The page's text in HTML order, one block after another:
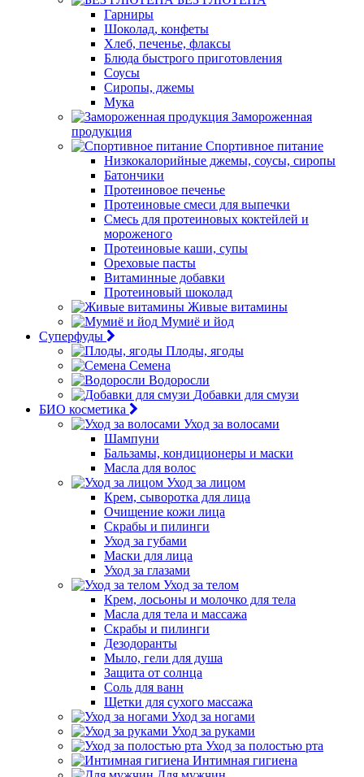
Гарниры
Шоколад, конфеты
Хлеб, печенье, флаксы
Блюда быстрого приготовления
Соусы
Сиропы, джемы
Мука
Замороженная
продукция
Спортивное питание
Низкокалорийные джемы, соусы, сиропы
Батончики
Протеиновое печенье
Протеиновые смеси для выпечки
Смесь для протеиновых коктейлей и
мороженого
Протеиновые каши, супы
Ореховые пасты
Витаминные добавки
Протеиновый шоколад
Живые витамины
Мумиё и йод
Суперфуды
Плоды, ягоды
Семена
Водоросли
Добавки для смузи
БИО косметика
Уход за волосами
Шампуни
Бальзамы, кондиционеры и маски
Масла для волос
Уход за лицом
Крем, сыворотка для лица
Очищение кожи лица
Скрабы и пилинги
Уход за губами
Маски для лица
Уход за глазами
Уход за телом
Крем, лосьоны и молочко для тела
Масла для тела и массажа
Скрабы и пилинги
Дезодоранты
Мыло, гели для душа
Защита от солнца
Соль для ванн
Щетки для сухого массажа
Уход за ногами
Уход за руками
Уход за полостью рта
Интимная гигиена